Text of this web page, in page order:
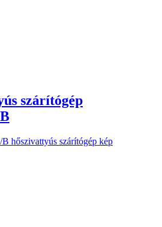
szárítógép